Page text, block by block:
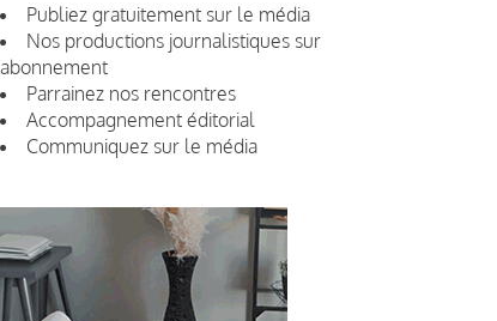
Publiez gratuitement sur le média
Nos productions journalistiques sur
abonnement
Parrainez nos rencontres
Accompagnement éditorial
Communiquez sur le média